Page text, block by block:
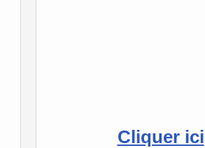
Cliquer ici